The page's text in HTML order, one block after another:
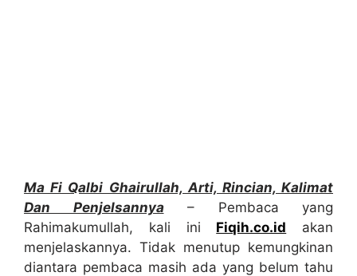
Ma Fi Qalbi Ghairullah, Arti, Rincian, Kalimat
Dan Penjelsannya– Pembaca yang
Rahimakumullah, kali ini Fiqih.co.id akan
menjelaskannya. Tidak menutup kemungkinan
diantara pembaca masih ada yang belum tahu